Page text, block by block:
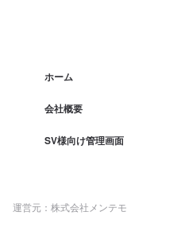
ホーム
会社概要
SV様向け管理画面
運営元：株式会社メンテモ